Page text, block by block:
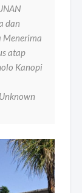
dan
Menerima
atap
Kanopi